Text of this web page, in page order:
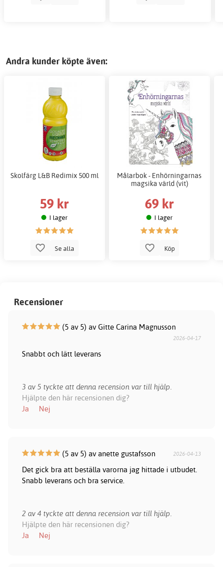
Andra kunder köpte även:
Skolfärg L&B Redimix 500 ml
59 kr
I lager
Se alla
Målarbok - Enhörningarnas
magsika värld (vit)
69 kr
I lager
Köp
Recensioner
(5 av 5) av Gitte Carina Magnusson
2026-04-17
Snabbt och lätt leverans
3 av 5 tyckte att denna recension var till hjälp.
Hjälpte den här recensionen dig?
Ja
Nej
(5 av 5) av anette gustafsson 2026-04-13
Det gick bra att beställa varorna jag hittade i utbudet.
Snabb leverans och bra service.
2 av 4 tyckte att denna recension var till hjälp.
Hjälpte den här recensionen dig?
Ja
Nej